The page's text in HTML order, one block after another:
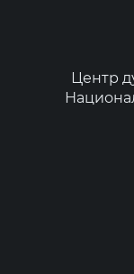
Центр